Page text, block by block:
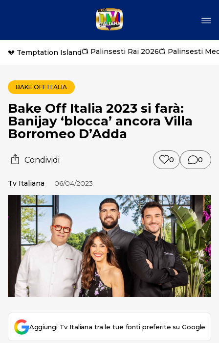
💔 Temptation Island📺 Palinsesti Rai 2026📺 Palinsesti
BAKE OFF ITALIA
Bake Off Italia 2023 si farà:
Banijay ‘blocca’ ancora Villa
Borromeo D’Adda
Condividi 0 0
Tv Italiana 06/04/2023
Aggiungi Tv Italiana tra le tue fonti preferite su Google